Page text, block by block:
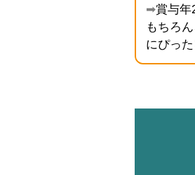
➡賞与年
もちろ
にぴった